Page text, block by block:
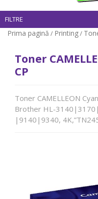
FILTRE
Prima pagină / Printing/
Toner
CP
Toner CAMELLEON
Brother HL-
|9140|9340,